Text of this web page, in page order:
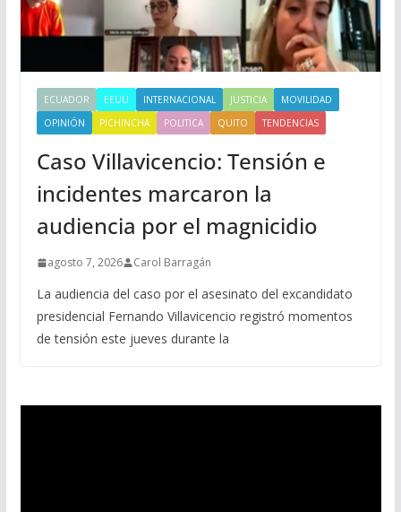
ECUADOR EEUU INTERNACIONAL JUSTICIA
MOVILIDAD
OPINIÓN
PICHINCHA POLITICA QUITO TENDENCIAS
Caso Villavicencio: Tensión e
incidentes marcaron la
audiencia por el magnicidio
agosto 7, 2026 Carol Barragán
La audiencia del caso por el asesinato del excandidato
presidencial Fernando Villavicencio registró momentos
de tensión este jueves durante la